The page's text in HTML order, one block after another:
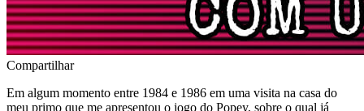
Compartilhar
Em algum momento entre 1984 e 1986 em uma visita na casa do
meu primo que me apresentou o jogo do Popey, sobre o qual já